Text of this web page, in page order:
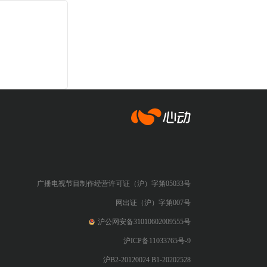
广播电视节目制作经营许可证（沪）字第05033号
网出证（沪）字第007号
沪公网安备31010602009555号
沪ICP备11033765号-9
沪B2-20120024 B1-20202528
心动网络